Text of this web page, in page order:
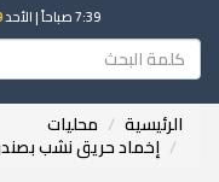
7:39 صباحاً | الأحد
الرئيسية محليات
إخماد حريق نشب